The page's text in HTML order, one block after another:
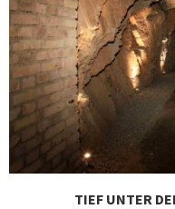
TIEF UNTER